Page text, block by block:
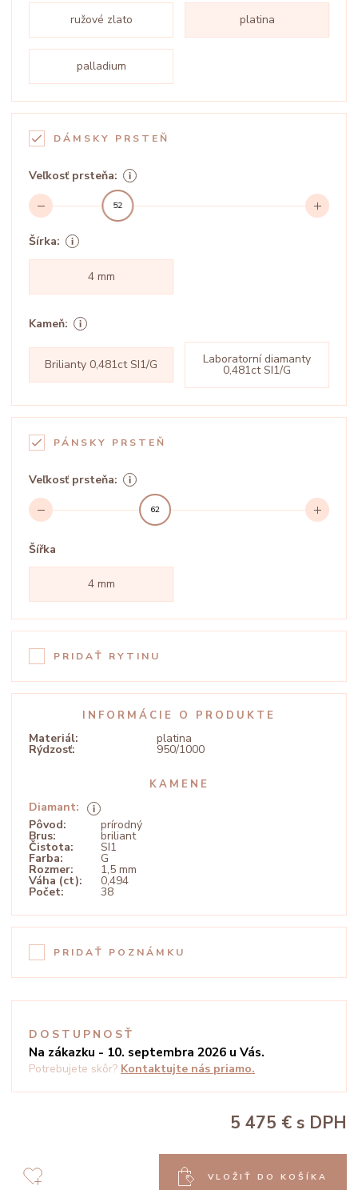
ružové zlato platina
palladium
DÁMSKY PRSTEŇ
Veľkosť prsteňa:
52
Šírka:
4 mm
Kameň:
Brilianty 0,481ct SI1/G Laboratorní diamanty
0,481ct SI1/G
PÁNSKY PRSTEŇ
Veľkosť prsteňa:
62
Šířka
4 mm
PRIDAŤ RYTINU
INFORMÁCIE O PRODUKTE
Materiál: platina
Rýdzosť: 950/1000
KAMENE
Diamant:
Pôvod:
prírodný
Brus: briliant
Čistota: SI1
Farba: G
Rozmer: 1,5 mm
Váha (ct): 0,494
Počet: 38
PRIDAŤ POZNÁMKU
DOSTUPNOSŤ
Na zákazku - 10. septembra 2026 u Vás.
Potrebujete skôr? Kontaktujte nás priamo.
5 475 € s DPH
VLOŽIŤ DO KOŠÍKA